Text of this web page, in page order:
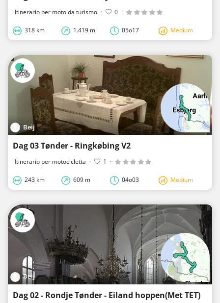
Itinerario per moto da turismo · 0 ·
318 km 1.419 m 05o17 Medium
Beij
Dag 03 Tønder - Ringkøbing V2
Itinerario per motocicletta · 1 ·
243 km 609 m 04o03 Medium
Beij
Dag 02 - Rondje Tønder - Eiland hoppen(Met TET)